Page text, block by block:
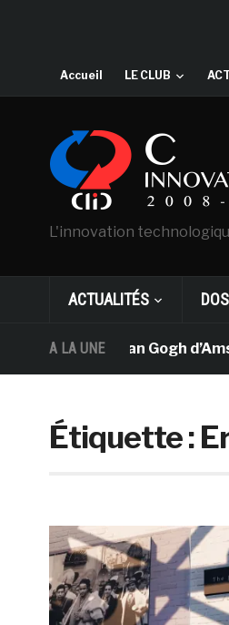
Accueil LE CLUB
L'innovation
ACTUALITÉS
A LA UNE
Le musée Van Gogh
Étiquette :